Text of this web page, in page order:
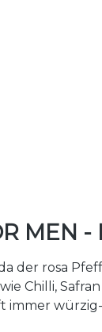
MEN
rosa
Chilli,
würzig-